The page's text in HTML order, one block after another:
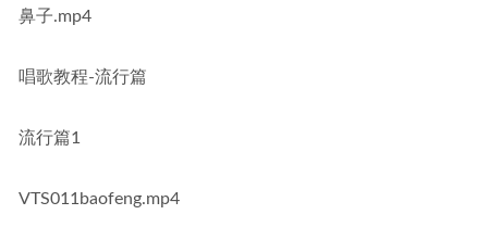
鼻子.mp4
唱歌教程-流行篇
流行篇1
VTS011baofeng.mp4